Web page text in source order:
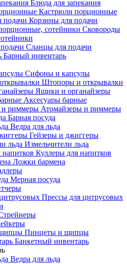
Блюда для запекания
Кастрюли порционные
Корзины для подачи
Сковороды
Сланцы для подачи
Барный инвентарь
Сифоны и капсулы
Штопоры и открывалки
Ящики и органайзеры
Аксесуары барные
Атомайзеры и риммеры
Барная посуда
Ведра для льда
Гейзеры и джиггеры
Измельчители льда
Куллеры для напитков
Ложки бармена
Мерная посуда
Прессы для цитрусовых
Пинцеты и щипцы
Банкетный инвентарь
Ведра для льда